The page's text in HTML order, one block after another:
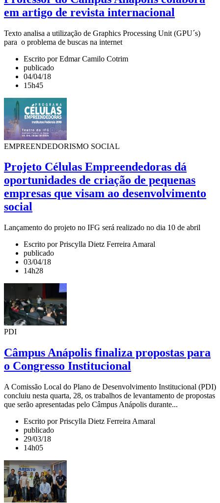
em artigo de revista internacional
Texto analisa a utilização de Graphics Processing Unit (GPU´s)
para o problema de buscas na internet
Escrito por Edmar Camilo Cotrim
publicado
04/04/18
15h45
EMPREENDEDORISMO SOCIAL
Projeto Células Empreendedoras dá
oportunidades de criação de pequenas
empresas que visam ao desenvolvimento
social
Lançamento do projeto no IFG será realizado no dia 10 de abril
Escrito por Priscylla Dietz Ferreira Amaral
publicado
03/04/18
14h28
PDI
Câmpus Anápolis finaliza propostas para
o Congresso Institucional
A Comissão Local do Plano de Desenvolvimento Institucional (PDI)
concluiu nesta quarta, 28, os trabalhos de levantamento de propostas
que serão apresentadas pelo Câmpus Anápolis durante...
Escrito por Priscylla Dietz Ferreira Amaral
publicado
29/03/18
14h05